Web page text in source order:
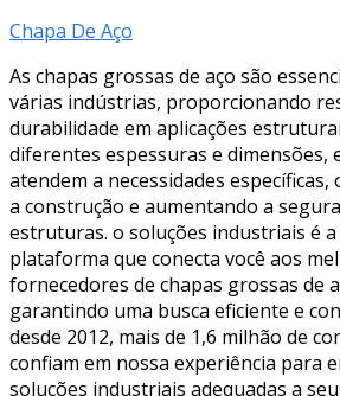
Chapa De Aço
As chapas grossas de aço são
várias indústrias, proporcionando
durabilidade em aplicações
diferentes espessuras e dimensões,
atendem a necessidades específicas,
a construção e aumentando a
estruturas. o soluções industriais é a
plataforma que conecta você aos
fornecedores de chapas grossas de
garantindo uma busca eficiente e
desde 2012, mais de 1,6 milhão de
confiam em nossa experiência para
soluções industriais adequadas a